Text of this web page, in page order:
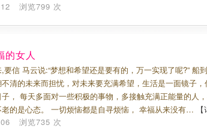
12 浏览799 次
的女人
信 马云说:“梦想和希望还是要有的，万一实现了呢?” 船
清的未来而担忧，对未来要充满希望，生活是一面镜子
， 每天多面对一些积极的事物，多接触充满正能量的人
的是心态。 一切烦恼都是自寻烦恼， 幸福从来没有…
06 浏览735 次